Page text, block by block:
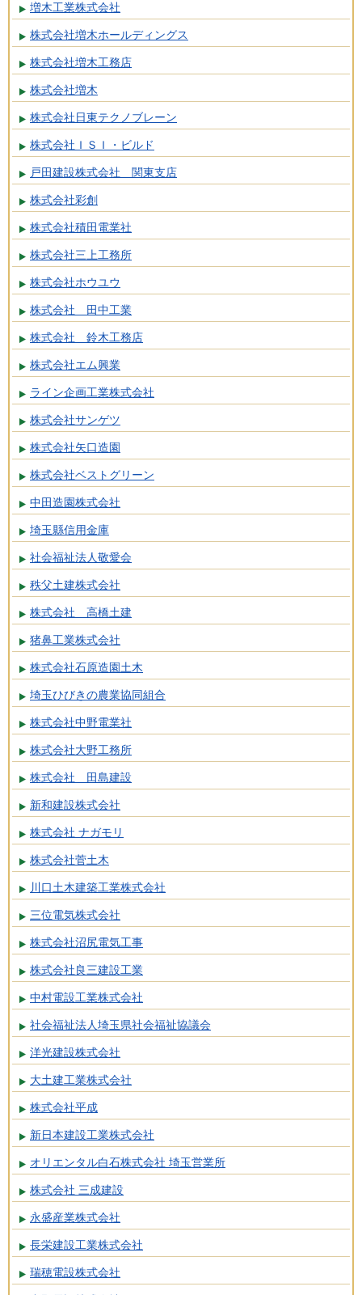
増木工業株式会社
株式会社増木ホールディングス
株式会社増木工務店
株式会社増木
株式会社日東テクノブレーン
株式会社ＩＳＩ・ビルド
戸田建設株式会社 関東支店
株式会社彩創
株式会社積田電業社
株式会社三上工務所
株式会社ホウユウ
株式会社 田中工業
株式会社 鈴木工務店
株式会社エム興業
ライン企画工業株式会社
株式会社サンゲツ
株式会社矢口造園
株式会社ベストグリーン
中田造園株式会社
埼玉縣信用金庫
社会福祉法人敬愛会
秩父土建株式会社
株式会社 高橋土建
猪鼻工業株式会社
株式会社石原造園土木
埼玉ひびきの農業協同組合
株式会社中野電業社
株式会社大野工務所
株式会社 田島建設
新和建設株式会社
株式会社 ナガモリ
株式会社菅土木
川口土木建築工業株式会社
三位電気株式会社
株式会社沼尻電気工事
株式会社良三建設工業
中村電設工業株式会社
社会福祉法人埼玉県社会福祉協議会
洋光建設株式会社
大土建工業株式会社
株式会社平成
新日本建設工業株式会社
オリエンタル白石株式会社 埼玉営業所
株式会社 三成建設
永盛産業株式会社
長栄建設工業株式会社
瑞穂電設株式会社